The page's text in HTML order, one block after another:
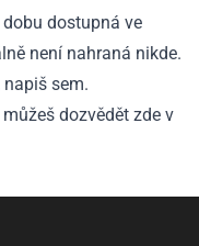
dostupná ve
není nahraná nikde.
napiš sem.
dozvědět zde v